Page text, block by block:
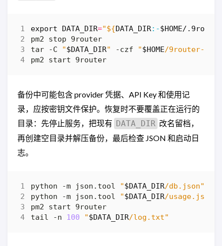
export DATA_DIR="${DATA_DIR:-$HOME/
tar -C "$DATA_DIR" -czf "$HOME/9router-
备份中可能包含 provider 凭据、API Key 和使用记
录，应按密钥文件保护。恢复时不要覆盖正在运行的
目录：先停止服务，把现有 DATA_DIR 改名留档，
再创建空目录并解压备份，最后检查 JSON 和启动日
志。
python -m json.tool "$DATA_DIR/db.json"
python -m json.tool "$DATA_DIR/usage.json"
tail -n 100 "$DATA_DIR/log.txt"